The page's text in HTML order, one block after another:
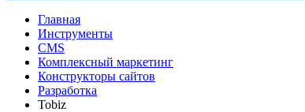
Главная
Инструменты
CMS
Комплексный маркетинг
Конструкторы сайтов
Разработка
Tobiz